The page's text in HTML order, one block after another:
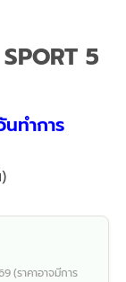
5
ทำการ
(ราคาอาจมีการ